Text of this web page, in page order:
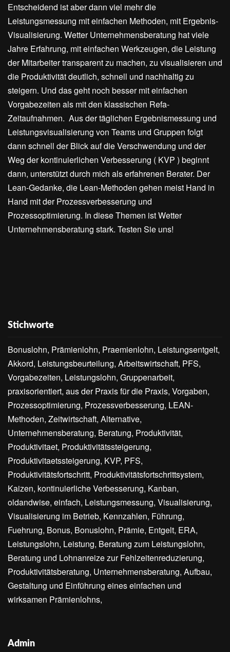
Entscheidend ist aber dann viel mehr die
Leistungsmessung mit einfachen Methoden, mit Ergebnis-
Visualisierung. Wetter Unternehmensberatung hat viele
Jahre Erfahrung, mit einfachen Werkzeugen, die Leistung
der Mitarbeiter transparent zu machen, zu visualisieren und
die Produktivität deutlich, schnell und nachhaltig zu
steigern. Und das geht noch besser mit einfachen
Vorgabezeiten als mit den klassischen Refa-
Zeitaufnahmen. Aus der täglichen Ergebnismessung und
Leistungsvisualisierung von Teams und Gruppen folgt
dann schnell der Blick auf die Verschwendung und der
Weg der kontinuierlichen Verbesserung ( KVP ) beginnt
dann, unterstützt durch mich als erfahrenen Berater. Der
Lean-Gedanke, die Lean-Methoden gehen meist Hand in
Hand mit der Prozessverbesserung und
Prozessoptimierung. In diese Themen ist Wetter
Unternehmensberatung stark. Testen Sie uns!
Stichworte
Bonuslohn, Prämienlohn, Praemienlohn, Leistungsentgelt,
Akkord, Leistungsbeurteilung, Arbeitswirtschaft, PFS,
Vorgabezeiten, Leistungslohn, Gruppenarbeit,
praxisorientiert, aus der Praxis für die Praxis, Vorgaben,
Prozessoptimierung, Prozessverbesserung, LEAN-
Methoden, Zeitwirtschaft, Alternative,
Unternehmensberatung, Beratung, Produktivität,
Produktivitaet, Produktivitätssteigerung,
Produktivitaetssteigerung, KVP, PFS,
Produktivitätsfortschritt, Produktivitätsfortschrittsystem,
Kaizen, kontinuierliche Verbesserung, Kanban,
oldandwise, einfach, Leistungsmessung, Visualisierung,
Visualisierung im Betrieb, Kennzahlen, Führung,
Fuehrung, Bonus, Bonuslohn, Prämie, Entgelt, ERA,
Leistungslohn, Leistung, Beratung zum Leistungslohn,
Beratung und Lohnanreize zur Fehlzeitenreduzierung,
Produktivitätsberatung, Unternehmensberatung, Aufbau,
Gestaltung und Einführung eines einfachen und
wirksamen Prämienlohns,
Admin